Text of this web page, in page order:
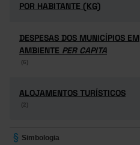
POR HABITANTE (KG)
POR HABITANTE (KG)
DESPESAS DOS MUNICÍPIOS EM
AMBIENTE PER CAPITA
(6)
DESPESAS DOS MUNICÍPIOS EM
AMBIENTE PER CAPITA
(6)
ALOJAMENTOS TURÍSTICOS
(2)
ALOJAMENTOS TURÍSTICOS
(2)
Simbologia